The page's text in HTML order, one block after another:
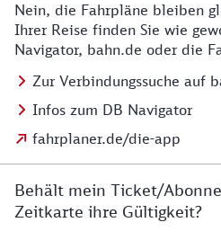
Details zu den Fahrplänen
Nein, die Fahrpläne bleiben
Ihrer Reise finden Sie wie
Navigator, bahn.de oder die
Zur Verbindungssuche auf
Infos zum DB Navigator
fahrplaner.de/die-app
Behält mein Ticket/
Zeitkarte ihre Gültigkeit?